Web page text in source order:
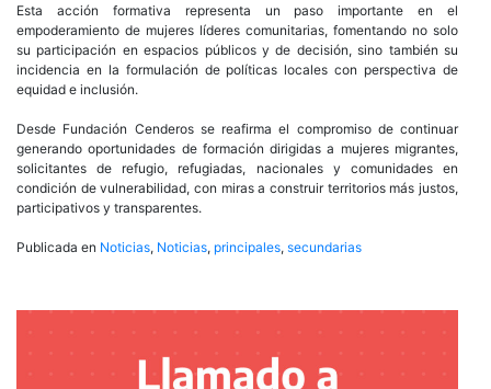
Esta acción formativa representa un paso importante en el
empoderamiento de mujeres líderes comunitarias, fomentando no solo
su participación en espacios públicos y de decisión, sino también su
incidencia en la formulación de políticas locales con perspectiva de
equidad e inclusión.
Desde Fundación Cenderos se reafirma el compromiso de continuar
generando oportunidades de formación dirigidas a mujeres migrantes,
solicitantes de refugio, refugiadas, nacionales y comunidades en
condición de vulnerabilidad, con miras a construir territorios más justos,
participativos y transparentes.
Publicada en Noticias, Noticias, principales, secundarias